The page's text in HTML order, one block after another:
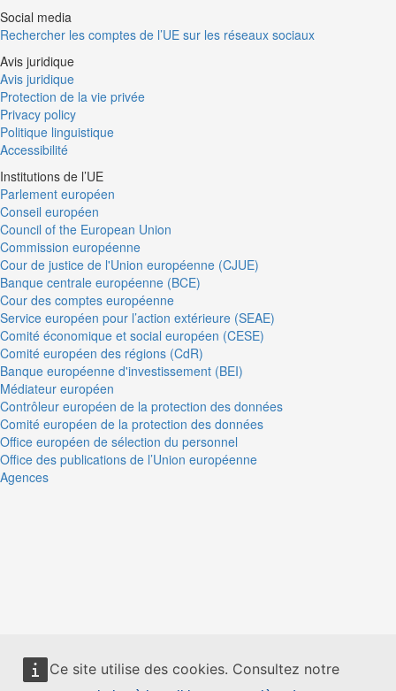
Ce site utilise des cookies. Consultez notre
Social media
Rechercher les comptes de l’UE sur les réseaux sociaux
Avis juridique
Avis juridique
Protection de la vie privée
Privacy policy
Politique linguistique
Accessibilité
Institutions de l’UE
Parlement européen
Conseil européen
Council of the European Union
Commission européenne
Cour de justice de l'Union européenne (CJUE)
Banque centrale européenne (BCE)
Cour des comptes européenne
Service européen pour l’action extérieure (SEAE)
Comité économique et social européen (CESE)
Comité européen des régions (CdR)
Banque européenne d'investissement (BEI)
Médiateur européen
Contrôleur européen de la protection des données
Comité européen de la protection des données
Office européen de sélection du personnel
Office des publications de l’Union européenne
Agences